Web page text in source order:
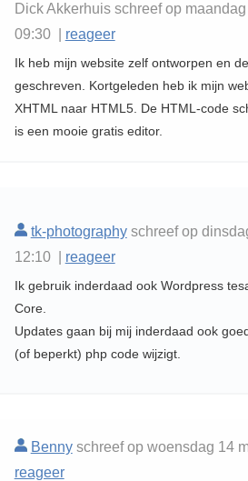
Dick Akkerhuis schreef op
09:30 | reageer
Ik heb mijn website zelf ontworpen en
geschreven. Kortgeleden heb ik mijn
XHTML naar HTML5. De HTML-code
is een mooie gratis editor.
tk-photographyschreef op
12:10 | reageer
Ik gebruik inderdaad ook Wordpress
Core.
Updates gaan bij mij inderdaad ook
(of beperkt) php code wijzigt.
Bennyschreef op woensdag 14
reageer